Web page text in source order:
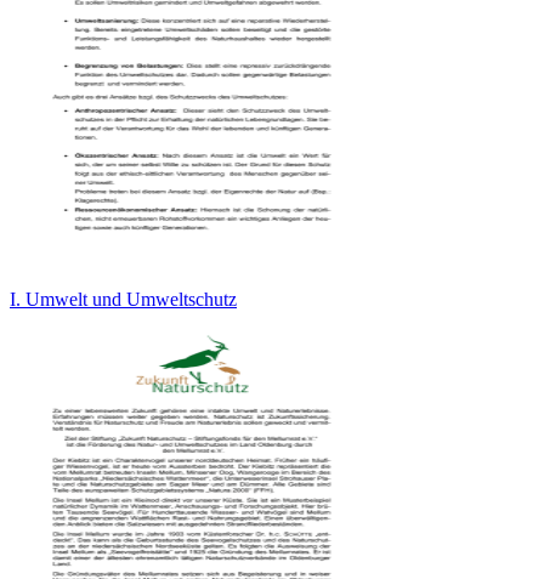
I. Umwelt und Umweltschutz